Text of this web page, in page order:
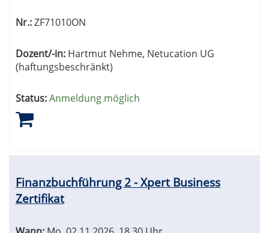
Nr.:ZF71010ON
Dozent/-in: Hartmut Nehme, Netucation UG
(haftungsbeschränkt)
Status:Anmeldung möglich
Finanzbuchführung 2 - Xpert Business
Zertifikat